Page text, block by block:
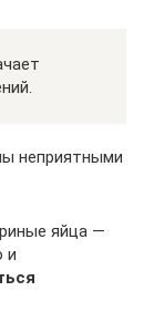
неприятными
яйца —
и